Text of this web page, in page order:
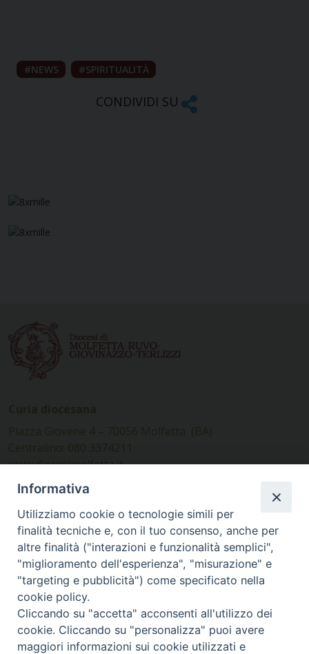
NEWS SPIRITUALITÀ
CONDIVIDI SU
www.diocesimolfetta.it –
diocesimolfetta@pec.chiesacattolica.it
Ufficio Comunicazioni sociali
Piazza Giovene 4 – 70056 Molfetta (BA)
comunicazionisociali@diocesimolfetta.it
SEGUICI SU
Facebook
Instagram
X YouTube
Feed
Informativa
Utilizziamo cookie o tecnologie simili per
finalità tecniche e, con il tuo consenso, anche per
altre finalità ("interazioni e funzionalità semplici",
"miglioramento dell'esperienza", "misurazione" e
"targeting e pubblicità") come specificato nella
cookie policy.
Cliccando su "accetta" acconsenti all'utilizzo dei
cookie. Cliccando su "personalizza" puoi avere
maggiori informazioni sui cookie utilizzati e